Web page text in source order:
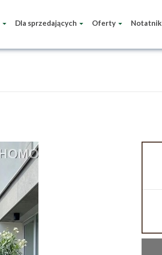
Dla sprzedających Oferty Notatnik